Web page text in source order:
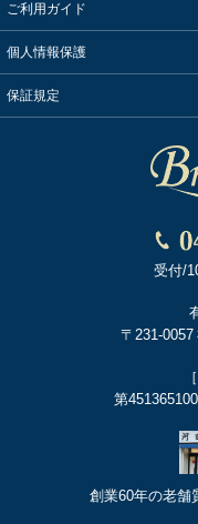
ご利用ガイド
個人情報保護
保証規定
受付/
〒231-
第
創業60年の老舗